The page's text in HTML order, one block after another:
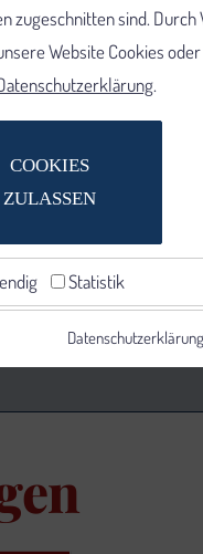
zugeschnitten sind.
Website Cookies
.
COOKIES
ZULASSEN
Statistik
Datenschutzerklärung